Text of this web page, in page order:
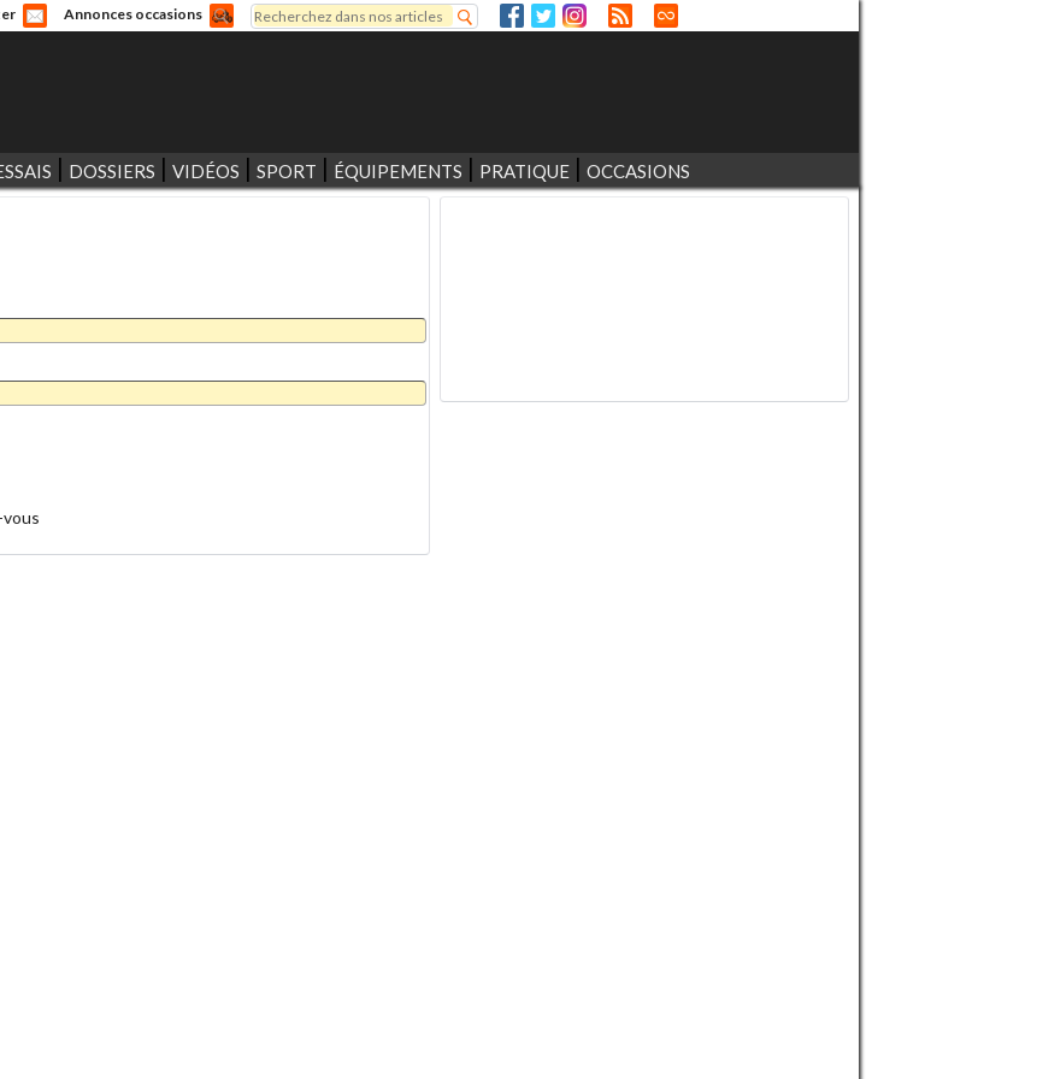
Annonces occasions
Formulaire de recherche
Rechercher
DOSSIERS VIDÉOS SPORT ÉQUIPEMENTS PRATIQUE OCCASIONS